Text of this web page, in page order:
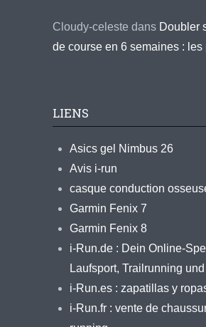
Cloudy-celeste dans Doubler
de course en 6 semaines : les
LIENS
Asics gel Nimbus 26
Avis i-run
casque conduction
Garmin Fenix 7
Garmin Fenix 8
i-Run.de : Dein Online-
Laufsport, Trailrunning
i-Run.es : zapatillas y
i-Run.fr : vente de